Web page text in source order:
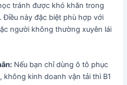
tránh được khó khăn trong
Điều này đặc biệt phù hợp với
người không thường xuyên lái
Nếu bạn chỉ dùng ô tô phục
không kinh doanh vận tải thì B1